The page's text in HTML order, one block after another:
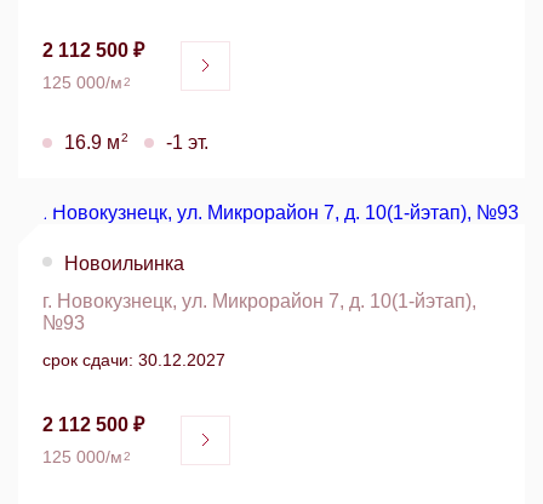
2 112 500 ₽
125 000/м2
16.9 м2 -1 эт.
Новоильинка
г. Новокузнецк, ул. Микрорайон 7, д. 10(1-йэтап),
№93
срок сдачи: 30.12.2027
2 112 500 ₽
125 000/м2